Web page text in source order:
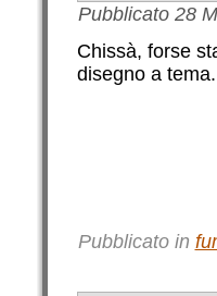
Pubblicato 28
Chissà, forse
disegno a
Pubblicato in